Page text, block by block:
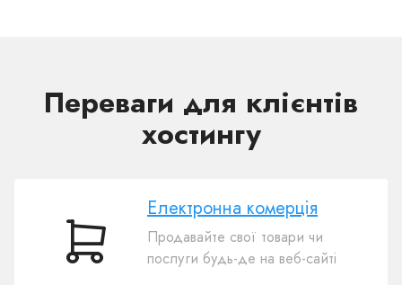
Переваги для клієнтів
хостингу
Електронна
Електронна комерція
Продавайте свої товари чи
послуги будь-де на веб-сайті